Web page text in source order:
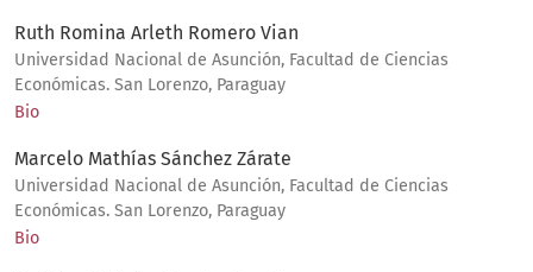
Ruth Romina Arleth Romero Vian
Universidad Nacional de Asunción, Facultad de Ciencias
Económicas. San Lorenzo, Paraguay
Bio
Marcelo Mathías Sánchez Zárate
Universidad Nacional de Asunción, Facultad de Ciencias
Económicas. San Lorenzo, Paraguay
Bio